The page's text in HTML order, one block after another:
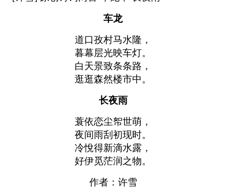
车龙
道口孜村马水隆，
暮幕层光映车灯。
白天景致条条路，
逛逛森然楼市中。
长夜雨
蓑依恋尘帤世萌，
夜间雨刮初现时。
冷悅得新滴水露，
好伊觅茫润之物。
作者：许雪